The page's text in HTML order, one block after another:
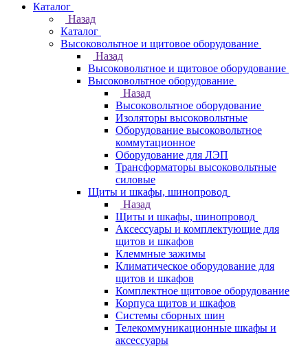
Каталог
Назад
Каталог
Высоковольтное и щитовое оборудование
Назад
Высоковольтное и щитовое оборудование
Высоковольтное оборудование
Назад
Высоковольтное оборудование
Изоляторы высоковольтные
Оборудование высоковольтное
коммутационное
Оборудование для ЛЭП
Трансформаторы высоковольтные
силовые
Щиты и шкафы, шинопровод
Назад
Щиты и шкафы, шинопровод
Аксессуары и комплектующие для
щитов и шкафов
Клеммные зажимы
Климатическое оборудование для
щитов и шкафов
Комплектное щитовое оборудование
Корпуса щитов и шкафов
Системы сборных шин
Телекоммуникационные шкафы и
аксессуары